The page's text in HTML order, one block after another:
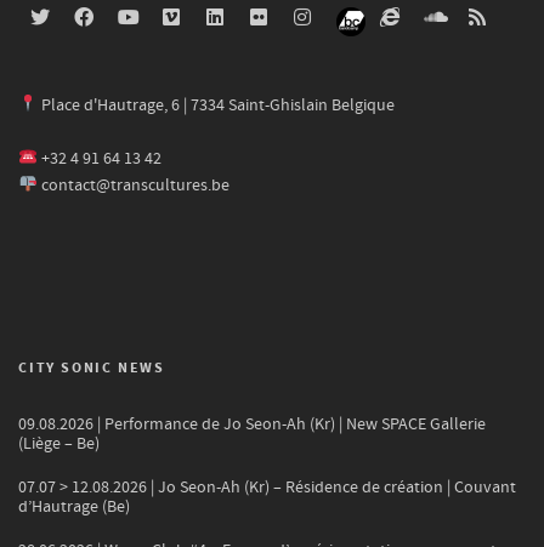
Place d'Hautrage, 6 | 7334 Saint-Ghislain Belgique
+32 4 91 64 13 42
contact@transcultures.be
CITY SONIC NEWS
09.08.2026 | Performance de Jo Seon-Ah (Kr) | New SPACE Gallerie
(Liège – Be)
07.07 > 12.08.2026 | Jo Seon-Ah (Kr) – Résidence de création | Couvant
d’Hautrage (Be)